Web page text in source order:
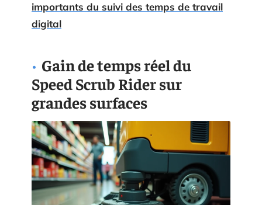
importants du suivi des temps de travail
digital
Gain de temps réel du
Speed Scrub Rider sur
grandes surfaces